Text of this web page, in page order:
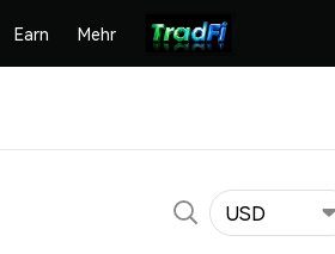
Earn Mehr
USD